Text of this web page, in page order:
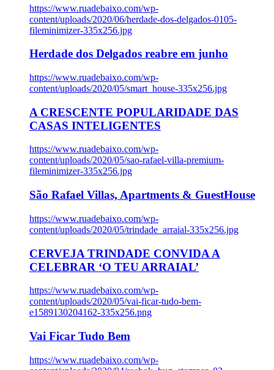
https://www.ruadebaixo.com/wp-
content/uploads/2020/06/herdade-dos-delgados-0105-
fileminimizer-335x256.jpg
Herdade dos Delgados reabre em junho
https://www.ruadebaixo.com/wp-
content/uploads/2020/05/smart_house-335x256.jpg
A CRESCENTE POPULARIDADE DAS
CASAS INTELIGENTES
https://www.ruadebaixo.com/wp-
content/uploads/2020/05/sao-rafael-villa-premium-
fileminimizer-335x256.jpg
São Rafael Villas, Apartments & GuestHouse
https://www.ruadebaixo.com/wp-
content/uploads/2020/05/trindade_arraial-335x256.jpg
CERVEJA TRINDADE CONVIDA A
CELEBRAR ‘O TEU ARRAIAL’
https://www.ruadebaixo.com/wp-
content/uploads/2020/05/vai-ficar-tudo-bem-
e1589130204162-335x256.png
Vai Ficar Tudo Bem
https://www.ruadebaixo.com/wp-